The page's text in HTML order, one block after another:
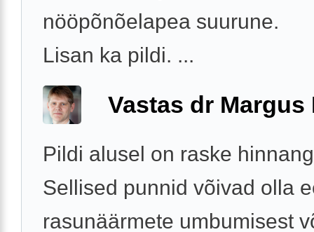
nööpõnõelapea suurune.
Lisan ka pildi. ...
Vastas dr Margus
Pildi alusel on raske
Sellised punnid võivad olla
rasunäärmete umbumisest